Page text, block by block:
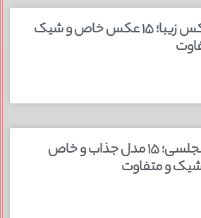
قوری فنجون لوکس زیبا؛ ۱۵ عکس خاص و شیک
پیراهن لاکچری مجلسی؛ ۱۵ مدل جذاب و خاص
و متفاوت